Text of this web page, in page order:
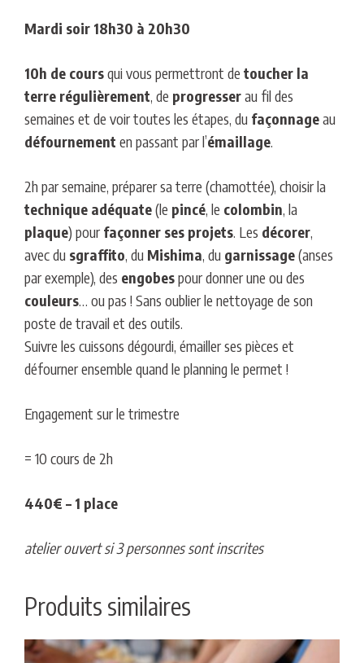
Mardi soir 18h30 à 20h30
10h de coursqui vous permettront de toucher la
terre régulièrement, de progresserau fil des
semaines et de voir toutes les étapes, du façonnageau
défournement en passant par l’émaillage.
2h par semaine, préparer sa terre (chamottée), choisir la
technique adéquate(le pincé, le colombin, la
plaque) pour façonner ses projets. Les décorer,
avec du sgraffito, du Mishima, du garnissage(anses
par exemple), des engobespour donner une ou des
couleurs… ou pas ! Sans oublier le nettoyage de son
poste de travail et des outils.
Suivre les cuissons dégourdi, émailler ses pièces et
défourner ensemble quand le planning le permet !
Engagement sur le trimestre
= 10 cours de 2h
440€ – 1 place
atelier ouvert si 3 personnes sont inscrites
Produits similaires